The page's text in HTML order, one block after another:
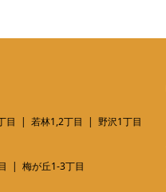
目 若林1,2丁目
野沢1丁目
梅が丘1-3丁目